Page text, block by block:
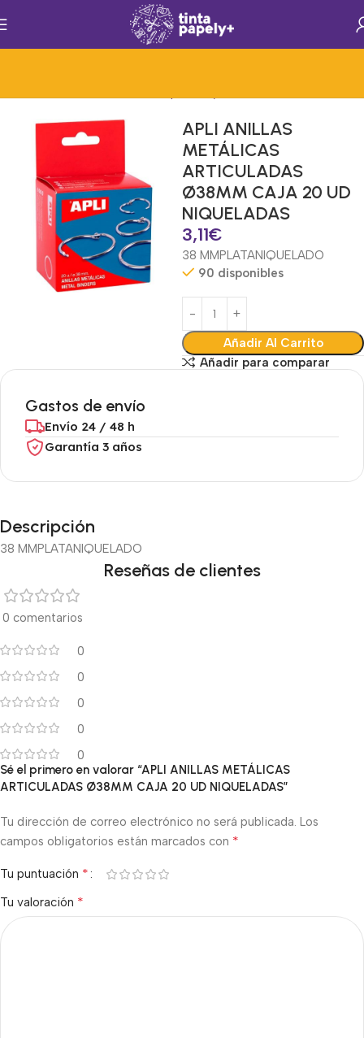
APLI ANILLAS
METÁLICAS
ARTICULADAS
Ø38MM CAJA 20 UD
NIQUELADAS
3,11€
38 MMPLATANIQUELADO
90 disponibles
Añadir Al Carrito
Añadir para comparar
Gastos de envío
Envío 24 / 48 h
Garantía 3 años
Descripción
38 MMPLATANIQUELADO
Reseñas de clientes
0 comentarios
0
0
0
0
0
Sé el primero en valorar “APLI ANILLAS METÁLICAS
ARTICULADAS Ø38MM CAJA 20 UD NIQUELADAS”
Tu dirección de correo electrónico no será publicada. Los
campos obligatorios están marcados con *
Tu puntuación *
Tu valoración *